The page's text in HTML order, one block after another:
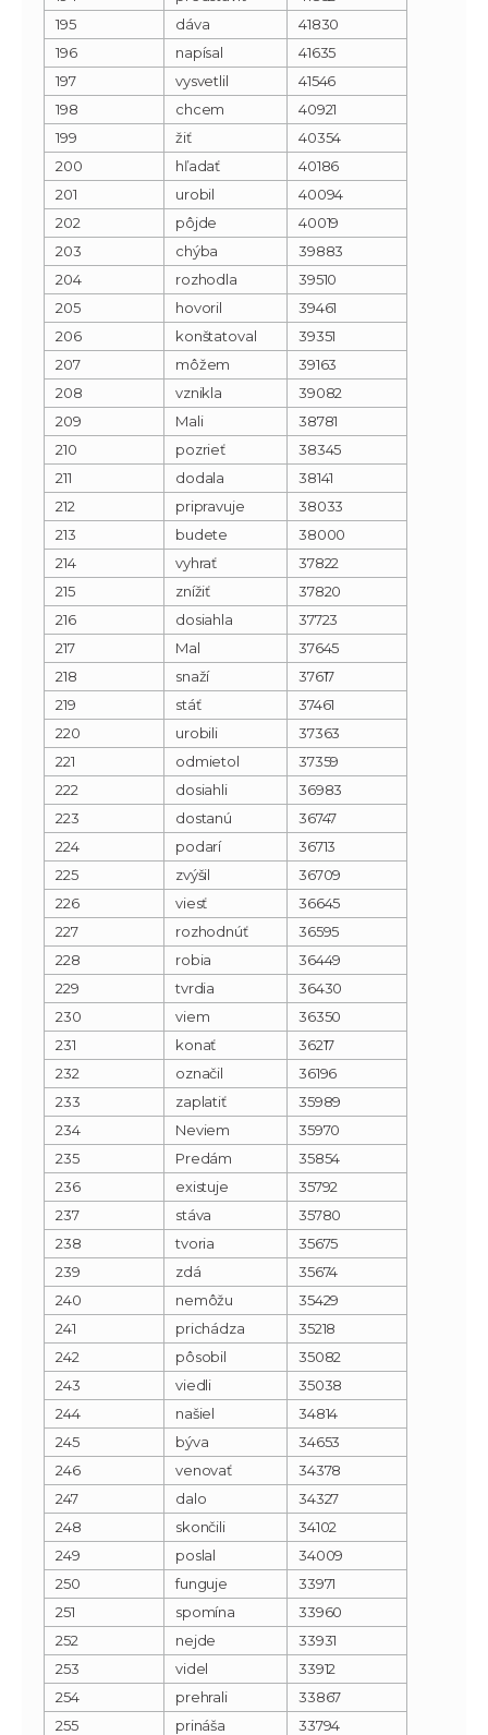
195
dáva
41830
196
napísal
41635
197
vysvetlil
41546
198
chcem
40921
199
žiť
40354
200
hľadať
40186
201
urobil
40094
202
pôjde
40019
203
chýba
39883
204
rozhodla
39510
205
hovoril
39461
206
konštatoval
39351
207
môžem
39163
208
vznikla
39082
209
Mali
38781
210
pozrieť
38345
211
dodala
38141
212
pripravuje
38033
213
budete
38000
214
vyhrať
37822
215
znížiť
37820
216
dosiahla
37723
217
Mal
37645
218
snaží
37617
219
stáť
37461
220
urobili
37363
221
odmietol
37359
222
dosiahli
36983
223
dostanú
36747
224
podarí
36713
225
zvýšil
36709
226
viesť
36645
227
rozhodnúť
36595
228
robia
36449
229
tvrdia
36430
230
viem
36350
231
konať
36217
232
označil
36196
233
zaplatiť
35989
234
Neviem
35970
235
Predám
35854
236
existuje
35792
237
stáva
35780
238
tvoria
35675
239
zdá
35674
240
nemôžu
35429
241
prichádza
35218
242
pôsobil
35082
243
viedli
35038
244
našiel
34814
245
býva
34653
246
venovať
34378
247
dalo
34327
248
skončili
34102
249
poslal
34009
250
funguje
33971
251
spomína
33960
252
nejde
33931
253
videl
33912
254
prehrali
33867
255
prináša
33794